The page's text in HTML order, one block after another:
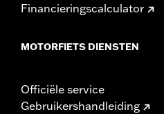
Financieringscalculator
MOTORFIETS DIENSTEN
Officiële service
Gebruikershandleiding